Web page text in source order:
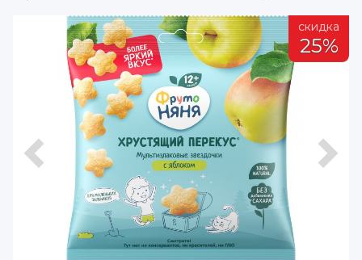
скидка
25%